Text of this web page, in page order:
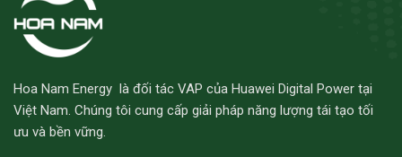
Hoa Nam Energy là đối tác VAP của Huawei Digital Power tại
Việt Nam. Chúng tôi cung cấp giải pháp năng lượng tái tạo tối
ưu và bền vững.